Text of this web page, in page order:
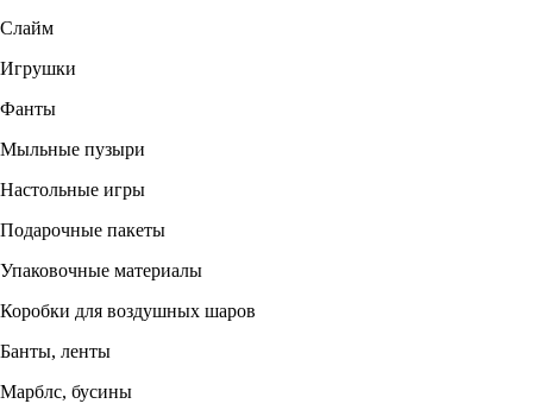
Слайм
Игрушки
Фанты
Мыльные пузыри
Настольные игры
Подарочные пакеты
Упаковочные материалы
Коробки для воздушных шаров
Банты, ленты
Марблс, бусины